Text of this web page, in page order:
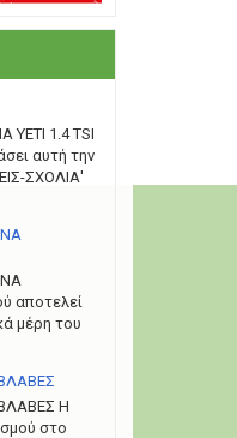
YETI 1.4 TSI
αυτή την
ΣΧΟΛΙΑ'
αποτελεί
μέρη του
H
στο